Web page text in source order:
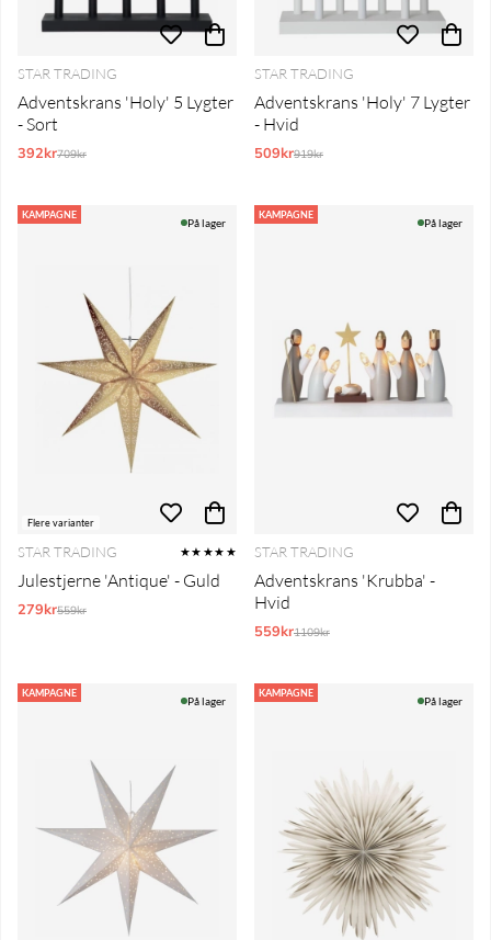
STAR TRADING
Adventskrans 'Holy' 5 Lygter
- Sort
392krNormalpris:
709kr
STAR TRADING
Adventskrans 'Holy' 7 Lygter
- Hvid
509krNormalpris:
919kr
KAMPAGNE
Flere varianter
På lager
STAR TRADING ★★★★★
Julestjerne 'Antique' - Guld
279krNormalpris:
559kr
KAMPAGNE
På lager
STAR TRADING
Adventskrans 'Krubba' -
Hvid
559krNormalpris:
1109kr
KAMPAGNE
På lager
KAMPAGNE
På lager